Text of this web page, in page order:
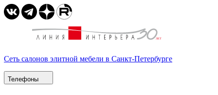
Сеть салонов элитной мебели в Санкт-Петербурге
Телефоны